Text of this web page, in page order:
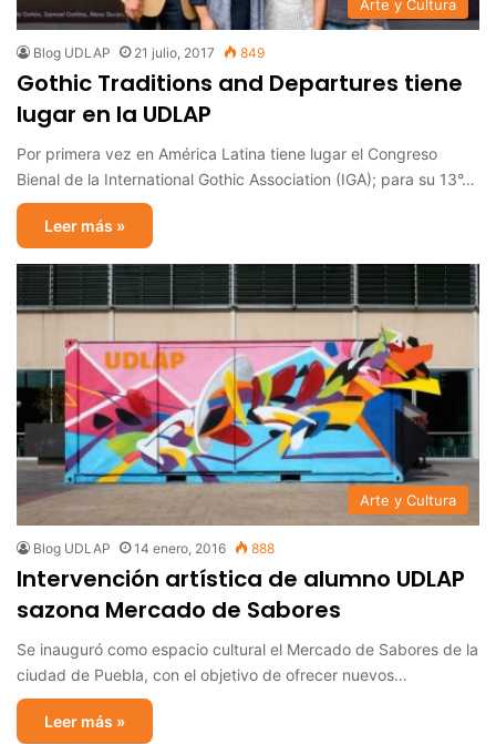
Arte y Cultura
Blog UDLAP 21 julio, 2017 849
Gothic Traditions and Departures tiene
lugar en la UDLAP
Por primera vez en América Latina tiene lugar el Congreso
Bienal de la International Gothic Association (IGA); para su 13°…
Leer más »
Arte y Cultura
Blog UDLAP 14 enero, 2016 888
Intervención artística de alumno UDLAP
sazona Mercado de Sabores
Se inauguró como espacio cultural el Mercado de Sabores de la
ciudad de Puebla, con el objetivo de ofrecer nuevos…
Leer más »